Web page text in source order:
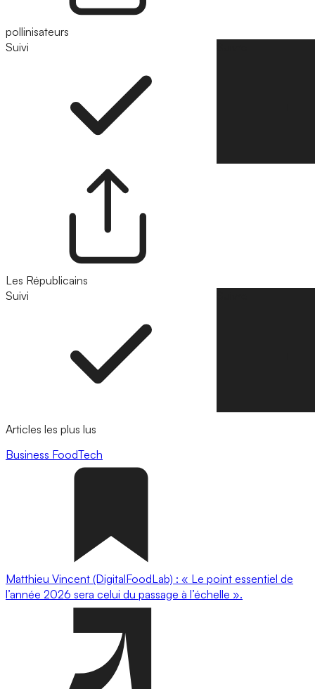
pollinisateurs
Suivi
Les Républicains
Suivi
Articles les plus lus
Business FoodTech
Matthieu Vincent (DigitalFoodLab) : « Le point essentiel de
l’année 2026 sera celui du passage à l’échelle ».